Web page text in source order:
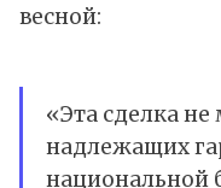
весной:
«Эта сделка не
надлежащих
национальной